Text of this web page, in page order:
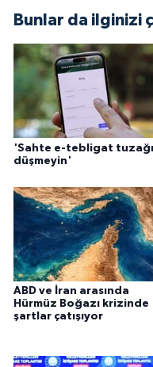
Bunlar da ilginizi
'Sahte e-tebligat
düşmeyin'
ABD ve İran arasında
Hürmüz Boğazı krizinde
şartlar çatışıyor